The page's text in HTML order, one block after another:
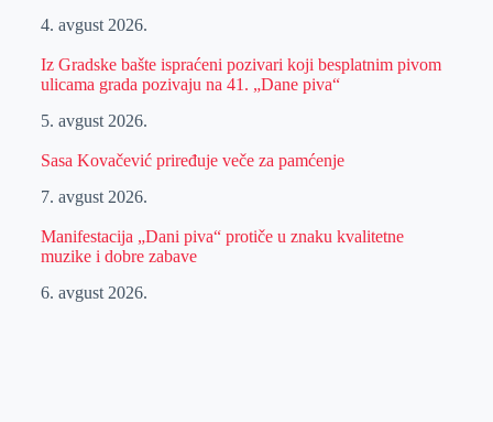
4. avgust 2026.
Iz Gradske bašte ispraćeni pozivari koji besplatnim pivom
ulicama grada pozivaju na 41. „Dane piva“
5. avgust 2026.
Sasa Kovačević priređuje veče za pamćenje
7. avgust 2026.
Manifestacija „Dani piva“ protiče u znaku kvalitetne
muzike i dobre zabave
6. avgust 2026.